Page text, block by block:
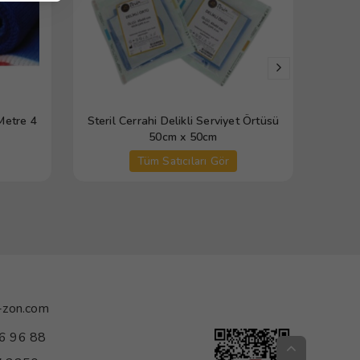
4
Steril Cerrahi Delikli Serviyet Örtüsü
50cm x 50cm
Tüm Satıcıları Gör
96 88